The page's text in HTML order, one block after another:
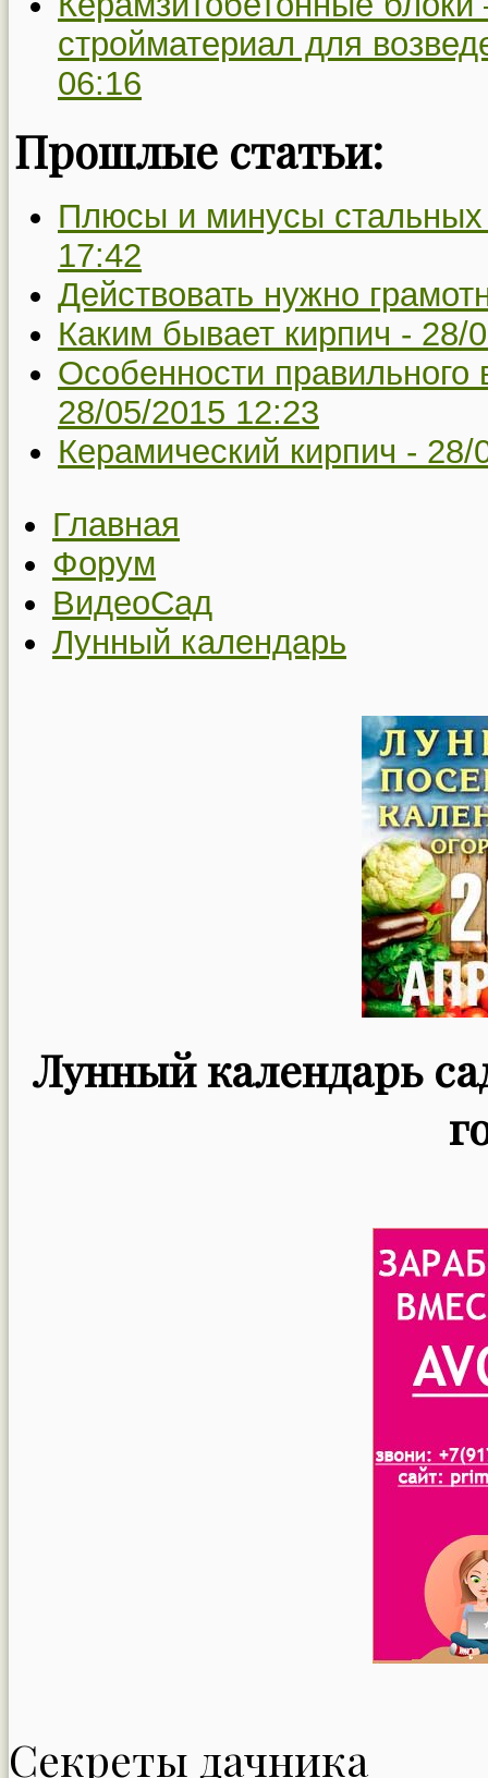
стройматериал для
06:16
Прошлые статьи:
Плюсы и минусы
17:42
Действовать нужно
Каким бывает кирпич - 28/
Особенности
28/05/2015 12:23
Керамический кирпич - 28/
Главная
Форум
ВидеоСад
Лунный календарь
Лунный календарь
Секреты дачника